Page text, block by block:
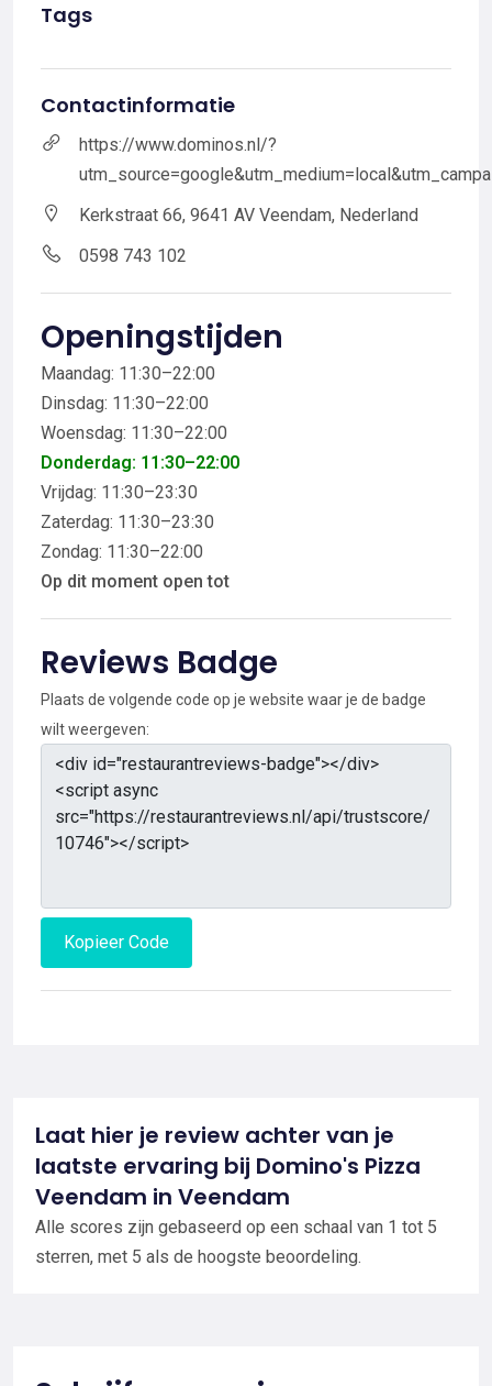
Tags
Contactinformatie
https://www.dominos.nl/?
Kerkstraat 66, 9641 AV Veendam, Nederland
0598 743 102
Openingstijden
Maandag: 11:30–22:00
Dinsdag: 11:30–22:00
Woensdag: 11:30–22:00
Donderdag: 11:30–22:00
Vrijdag: 11:30–23:30
Zaterdag: 11:30–23:30
Zondag: 11:30–22:00
Op dit moment open tot
Reviews Badge
Plaats de volgende code op je website waar je de badge
wilt weergeven:
Kopieer Code
Laat hier je review achter van je
laatste ervaring bij Domino's Pizza
Veendam in Veendam
Alle scores zijn gebaseerd op een schaal van 1 tot 5
sterren, met 5 als de hoogste beoordeling.